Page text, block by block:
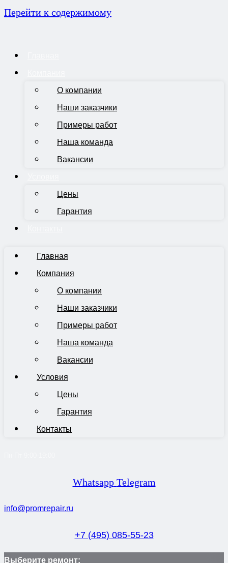
Перейти к содержимому
О компании
Наши заказчики
Примеры работ
Наша команда
Вакансии
Цены
Гарантия
Главная
Компания
О компании
Наши заказчики
Примеры работ
Наша команда
Вакансии
Условия
Цены
Гарантия
Контакты
Whatsapp Telegram
info@promrepair.ru
+7 (495) 085-55-23
Выберите ремонт: